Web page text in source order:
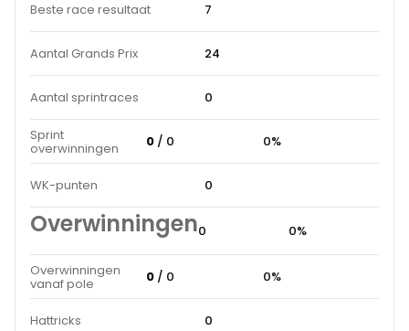
Beste race resultaat 7
Aantal Grands Prix 24
Aantal sprintraces 0
Sprint
overwinningen 0 / 0 0%
WK-punten 0
Overwinningen0 0%
Overwinningen
vanaf pole 0 / 0 0%
Hattricks 0